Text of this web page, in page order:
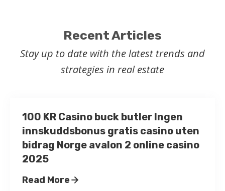
Recent Articles
Stay up to date with the latest trends and
strategies in real estate
100 KR Casino buck butler Ingen
innskuddsbonus gratis casino uten
bidrag Norge avalon 2 online casino
2025
Read More